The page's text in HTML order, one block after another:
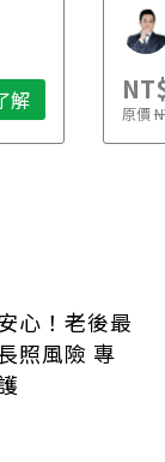
解 原價
心！老後最
照風險 專